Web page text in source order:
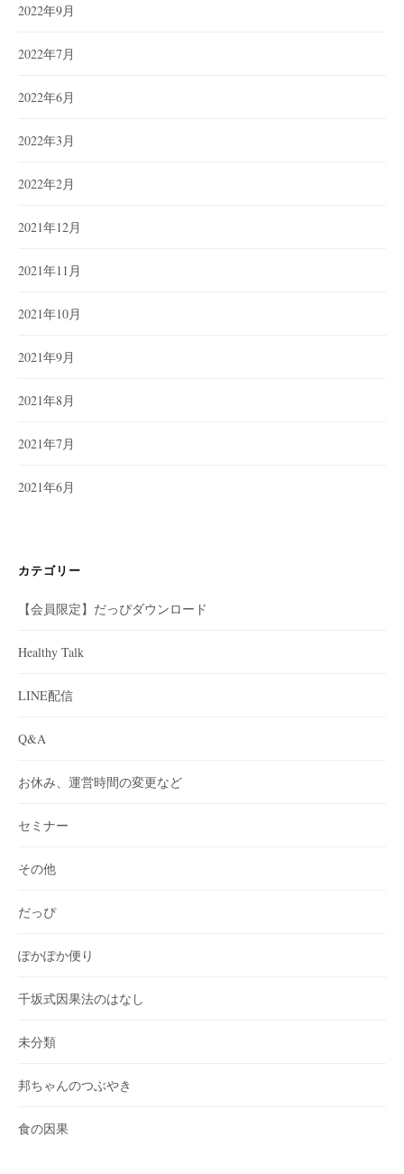
2022年9月
2022年7月
2022年6月
2022年3月
2022年2月
2021年12月
2021年11月
2021年10月
2021年9月
2021年8月
2021年7月
2021年6月
カテゴリー
【会員限定】だっぴダウンロード
Healthy Talk
LINE配信
Q&A
お休み、運営時間の変更など
セミナー
その他
だっぴ
ぽかぽか便り
千坂式因果法のはなし
未分類
邦ちゃんのつぶやき
食の因果